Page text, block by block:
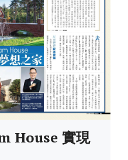
House 實現